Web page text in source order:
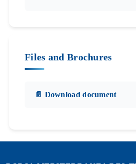
Files and Brochures
📄 Download document